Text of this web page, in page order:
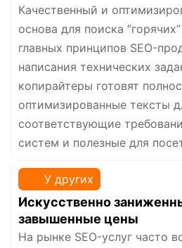
Качественный и
основа для поиска
главных принципов SEO-
написания технических
копирайтеры готовят
оптимизированные тексты
соответствующие
систем и полезные для
У других
Искусственно
завышенные цены
На рынке SEO-услуг часто